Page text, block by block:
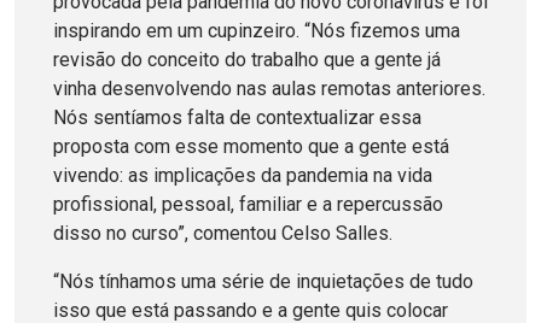
inspirando em um cupinzeiro. “Nós fizemos uma
revisão do conceito do trabalho que a gente já
vinha desenvolvendo nas aulas remotas anteriores.
Nós sentíamos falta de contextualizar essa
proposta com esse momento que a gente está
vivendo: as implicações da pandemia na vida
profissional, pessoal, familiar e a repercussão
disso no curso”, comentou Celso Salles.
“Nós tínhamos uma série de inquietações de tudo
isso que está passando e a gente quis colocar